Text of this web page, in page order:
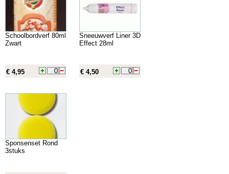
Schoolbordverf 80ml
Zwart
€ 4,95
Sneeuwverf Liner 3D
Effect 28ml
€ 4,50
Sponsenset Rond
3stuks